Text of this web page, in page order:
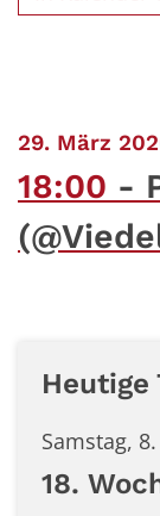
29. März
18:00
Heutige
Samstag,
18.